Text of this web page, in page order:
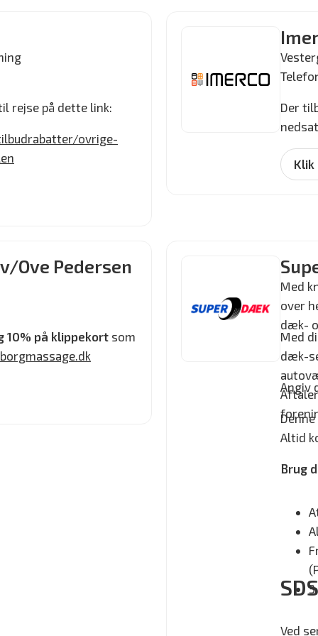
rejse på dette link:
ovrige-
Der
Ove Pedersen
10% på klippekort som
Med
over
dæk-
Med
dæk-
Angiv
Altid
Brug
3
Ved